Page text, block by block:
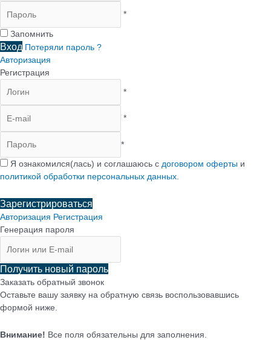
*
Запомнить
Вход Потеряли пароль ?
Авторизация
Регистрация
*
*
*
Я ознакомился(лась) и соглашаюсь с договором оферты и
политикой обработки персональных данных.
Зарегистрироваться
Авторизация Регистрация
Генерация пароля
Получить новый пароль
Заказать обратный звонок
Оставьте вашу заявку на обратную связь воспользовавшись
формой ниже.
Внимание! Все поля обязательны для заполнения.